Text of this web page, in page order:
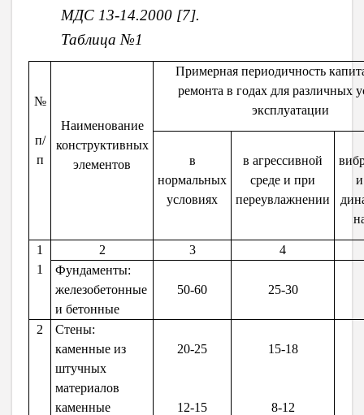
МДС 13-14.2000 [7].
Таблица №1
№
Наименование
конструктивных
элементов
Примерная периодичность
ремонта в годах для различных
эксплуатации
п/
п
в
нормальных
условиях
в агрессивной
среде и при
переувлажнении
1 2 3
4
1
Фундаменты:
железобетонные
и бетонные
50-60 25-30
2
Стены:
каменные из
штучных
материалов
20-25 15-18
каменные
12-15 8-12